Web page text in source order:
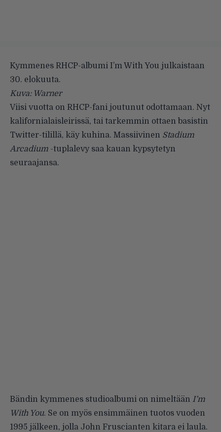
Kymmenes RHCP-albumi I’m With You julkaistaan
30. elokuuta.
Kuva: Warner
Viisi vuotta on RHCP-fani joutunut odottamaan. Nyt
kalifornialaisleirissä, tai tarkemmin ottaen basistin
Twitter-tilillä, käy kuhina. Massiivinen Stadium
Arcadium -tuplalevy saa kauan kypsytetyn
seuraajansa.
Bändin kymmenes studioalbumi on nimeltään I’m
With You. Se on myös ensimmäinen tuotos vuoden
1995 jälkeen, jolla John Fruscianten kitara ei laula.